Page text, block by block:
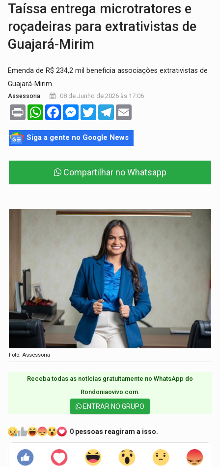
Taíssa entrega microtratores e
roçadeiras para extrativistas de
Guajará-Mirim
Emenda de R$ 234,2 mil beneficia associações extrativistas de
Guajará-Mirim
Assessoria 08 de Junho de 2026 às 17:06
Print WhatsAppFacebookMessenger
TwitterTelegram
Siga a gente no Google News
Compartilhar no Whatsapp
Foto: Assessoria
Receba todas as notícias gratuitamente no WhatsApp do
Rondoniaovivo.com.​
ENTRAR NO GRUPO
0 pessoas reagiram a isso.